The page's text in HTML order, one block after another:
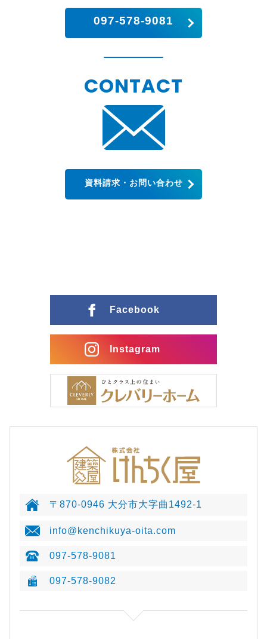
097-578-9081
CONTACT
資料請求・お問い合わせ
Facebook
Instagram
〒870-0946 大分市大字曲1492-1
info@kenchikuya-oita.com
097-578-9081
097-578-9082